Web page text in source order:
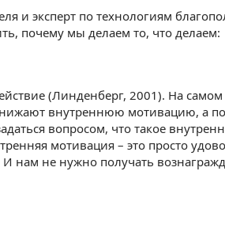
и эксперт по технологиям
почему мы делаем то, что делаем:
(Линденберг, 2001). На самом
внутреннюю мотивацию, а
вопросом, что такое
мотивация – это просто
нам не нужно получать